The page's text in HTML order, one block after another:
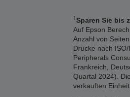
1Sparen Sie bis
Auf Epson
Anzahl von
Drucke nach
Peripherals
Frankreich,
Quartal 2024).
verkauften